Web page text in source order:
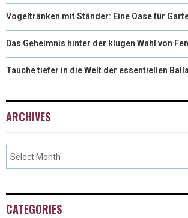
Vogeltränken mit Ständer: Eine Oase für
Das Geheimnis hinter der klugen Wahl von
Tauche tiefer in die Welt der essentiellen
ARCHIVES
CATEGORIES